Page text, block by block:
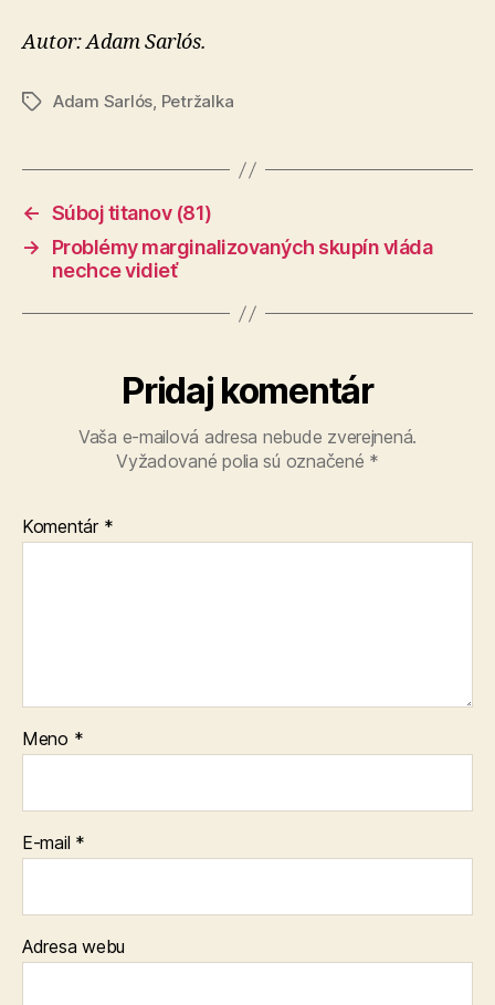
Autor: Adam Sarlós.
ZnačkyAdam Sarlós, Petržalka
← Súboj titanov (81)
→
Problémy marginalizovaných skupín vláda
nechce vidieť
Pridaj komentár
Vaša e-mailová adresa nebude zverejnená.
Vyžadované polia sú označené *
Komentár *
Meno *
E-mail *
Adresa webu